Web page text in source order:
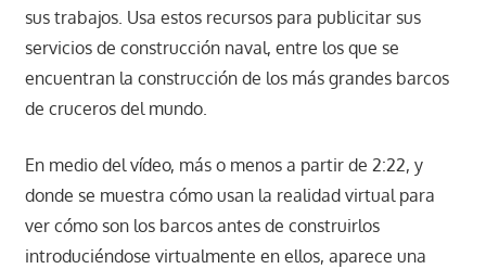
sus trabajos. Usa estos recursos para publicitar sus
servicios de construcción naval, entre los que se
encuentran la construcción de los más grandes barcos
de cruceros del mundo.
En medio del vídeo, más o menos a partir de 2:22, y
donde se muestra cómo usan la realidad virtual para
ver cómo son los barcos antes de construirlos
introduciéndose virtualmente en ellos, aparece una